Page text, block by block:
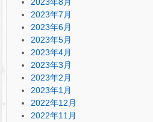
2023年7月
2023年6月
2023年5月
2023年4月
2023年3月
2023年2月
2023年1月
2022年12月
2022年11月